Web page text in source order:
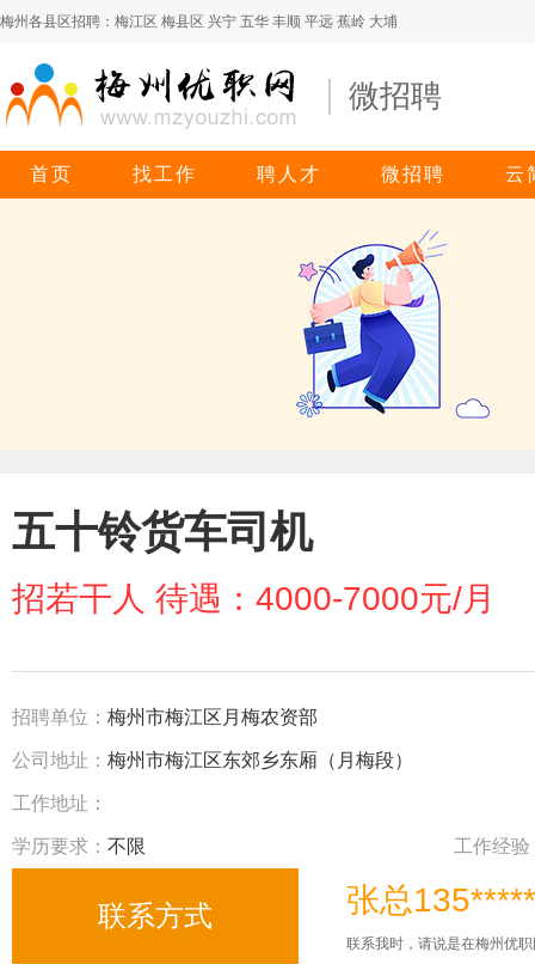
梅州各县区招聘： 梅江区 梅县区 兴宁 五华 丰顺 平远 蕉岭 大埔
微招聘
首页 找工作 聘人才 微招聘 云
五十铃货车司机
招若干人 待遇：4000-7000元/月
招聘单位： 梅州市梅江区月梅农资部
公司地址： 梅州市梅江区东郊乡东厢（月梅段）
工作地址：
学历要求： 不限 工作经验
张总
联系我时，请说是在梅州优